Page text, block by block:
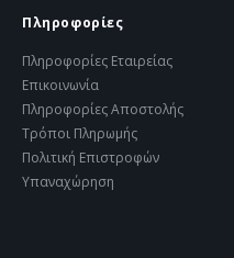
Πληροφορίες
Πληροφορίες Εταιρείας
Επικοινωνία
Πληροφορίες Αποστολής
Τρόποι Πληρωμής
Πολιτική Επιστροφών
Υπαναχώρηση